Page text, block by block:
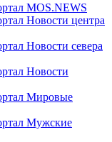
MOS.NEWS
Новости центра
Новости севера
Новости
Мировые
Мужские